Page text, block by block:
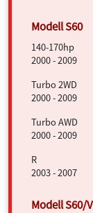
140-170hp
2000 - 2009
Turbo 2WD
2000 - 2009
Turbo AWD
2000 - 2009
R
2003 - 2007